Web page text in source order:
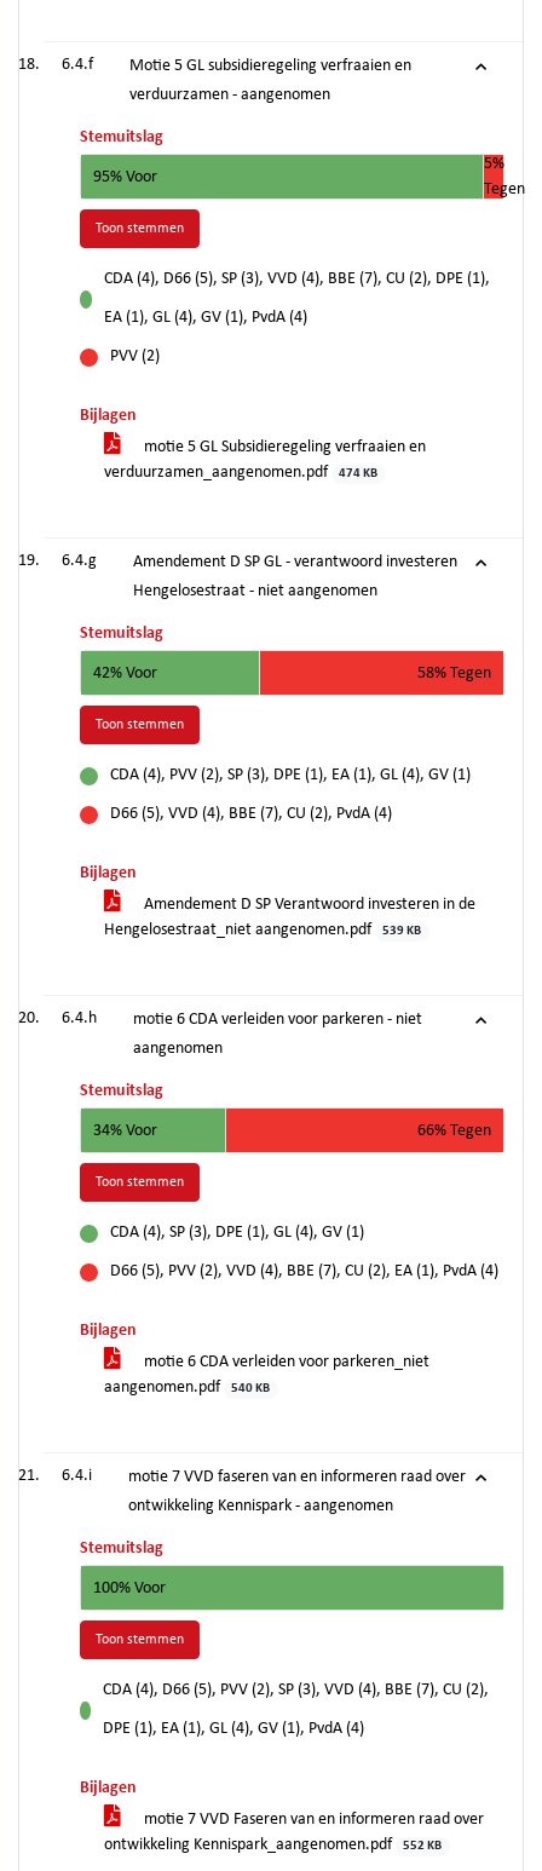
6.4.f
Motie 5 GL subsidieregeling verfraaien en
verduurzamen - aangenomen
Stemuitslag
95% Voor
5%
Tegen
Toon stemmen
voor
CDA (4), D66 (5), SP (3), VVD (4), BBE (7), CU (2), DPE (1),
EA (1), GL (4), GV (1), PvdA (4)
PVV (2)
Bijlagen
motie 5 GL Subsidieregeling verfraaien en
verduurzamen_aangenomen.pdf
474 KB
6.4.g
Amendement D SP GL - verantwoord investeren
Hengelosestraat - niet aangenomen
Stemuitslag
42% Voor 58% Tegen
Toon stemmen
CDA (4), PVV (2), SP (3), DPE (1), EA (1), GL (4), GV (1)
D66 (5), VVD (4), BBE (7), CU (2), PvdA (4)
Bijlagen
Amendement D SP Verantwoord investeren in de
Hengelosestraat_niet aangenomen.pdf
539 KB
6.4.h
motie 6 CDA verleiden voor parkeren - niet
aangenomen
Stemuitslag
34% Voor 66% Tegen
Toon stemmen
CDA (4), SP (3), DPE (1), GL (4), GV (1)
D66 (5), PVV (2), VVD (4), BBE (7), CU (2), EA (1), PvdA (4)
Bijlagen
motie 6 CDA verleiden voor parkeren_niet
aangenomen.pdf
540 KB
6.4.i
motie 7 VVD faseren van en informeren raad over
ontwikkeling Kennispark - aangenomen
Stemuitslag
100% Voor
Toon stemmen
voor
CDA (4), D66 (5), PVV (2), SP (3), VVD (4), BBE (7), CU (2),
DPE (1), EA (1), GL (4), GV (1), PvdA (4)
Bijlagen
motie 7 VVD Faseren van en informeren raad over
ontwikkeling Kennispark_aangenomen.pdf
552 KB